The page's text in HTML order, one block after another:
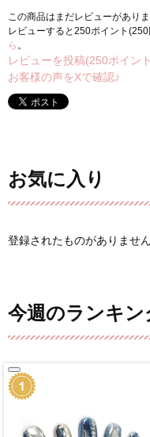
この商品はまだレビューがありま
レビューすると250ポイント
ら 。
レビューを投稿(250ポイン
お客様の声をXで確認♪
お気に入り
登録されたものがありません
今週のランキン